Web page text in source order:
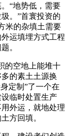
“地势低，需要
。”首寰投资的
米的杂填土需要
运填埋方式工程
。
空地上能堆十
的素土土源换
定制”了一个在
临时处置生产
外运，就地处理
方回填。